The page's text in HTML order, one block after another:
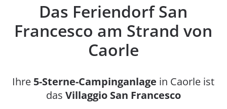
Das Feriendorf San
Francesco am Strand von
Caorle
Ihre 5-Sterne-Campinganlage in Caorle ist
das Villaggio San Francesco